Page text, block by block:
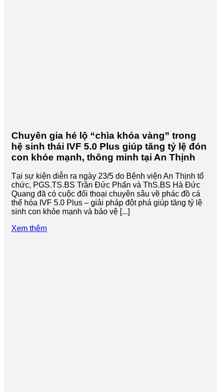
Chuyên gia hé lộ “chìa khóa vàng” trong
hệ sinh thái IVF 5.0 Plus giúp tăng tỷ lệ đón
con khỏe mạnh, thông minh tại An Thịnh
Tại sự kiện diễn ra ngày 23/5 do Bệnh viện An Thịnh tổ
chức, PGS.TS.BS Trần Đức Phấn và ThS.BS Hà Đức
Quang đã có cuộc đối thoại chuyên sâu về phác đồ cá
thể hóa IVF 5.0 Plus – giải pháp đột phá giúp tăng tỷ lệ
sinh con khỏe mạnh và bảo vệ [...]
Xem thêm